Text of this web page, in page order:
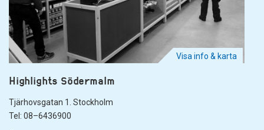
Visa info & karta
Highlights Södermalm
Tjärhovsgatan 1. Stockholm
Tel: 08–6436900